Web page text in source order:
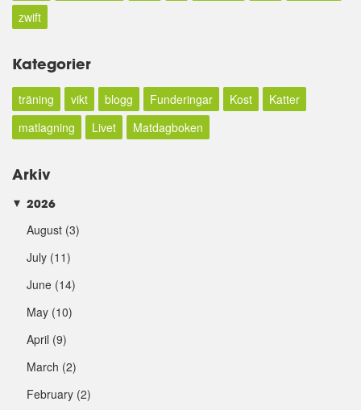
zwift
Kategorier
träning vikt blogg Funderingar Kost
Katter
matlagning
Livet Matdagboken
Arkiv
► 2026
August (3)
July (11)
June (14)
May (10)
April (9)
March (2)
February (2)